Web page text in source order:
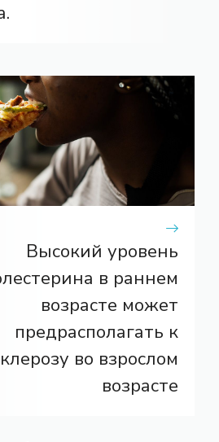
Высокий уровень
в раннем
возрасте может
предрасполагать к
во взрослом
возрасте